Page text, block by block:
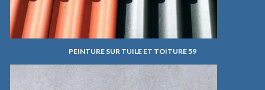
PEINTURE SUR TUILE ET TOITURE 59